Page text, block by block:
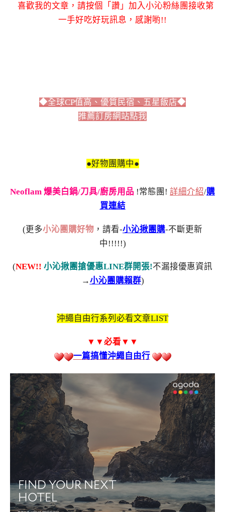
喜歡我的文章，請按個「讚」加入小沁粉絲團接收第
一手好吃好玩訊息，感謝喲!!
◆全球CP值高、優質民宿、五星飯店◆
推薦訂房網站點我
●好物團購中●
Neoflam 爆美白鍋/刀具/廚房用品 !常態團! 詳細介紹/購
買連結
(更多小沁團購好物 ，請看-小沁揪團購-不斷更新
中!!!!!)
(NEW!! 小沁揪團搶優惠LINE群開張!不漏接優惠資訊
→小沁團購賴群)
沖繩自由行系列必看文章LIST
▼▼必看▼▼
一篇搞懂沖繩自由行